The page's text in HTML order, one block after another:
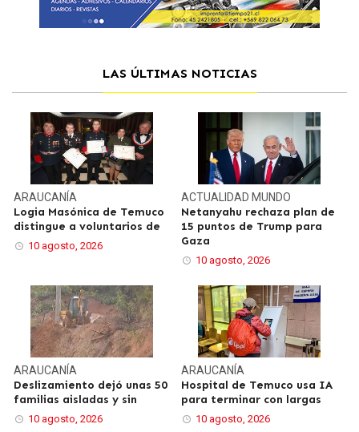
LAS ÚLTIMAS NOTICIAS
ARAUCANÍA
Logia Masónica de Temuco
distingue a voluntarios de
10 agosto, 2026
ACTUALIDAD MUNDO
Netanyahu rechaza plan de
15 puntos de Trump para
Gaza
10 agosto, 2026
ARAUCANÍA
Deslizamiento dejó unas 50
familias aisladas y sin
10 agosto, 2026
ARAUCANÍA
Hospital de Temuco usa IA
para terminar con largas
10 agosto, 2026